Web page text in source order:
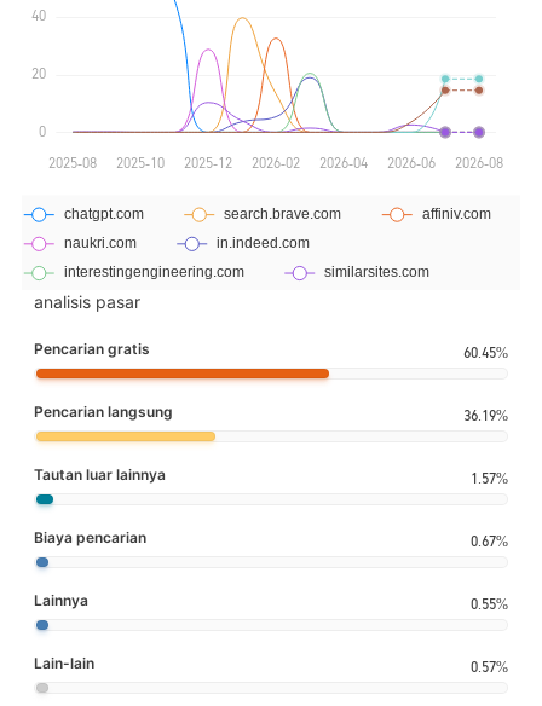
analisis pasar
Pencarian gratis 60.45%
Pencarian langsung 36.19%
Tautan luar lainnya 1.57%
Biaya pencarian 0.67%
Lainnya 0.55%
Lain-lain 0.57%